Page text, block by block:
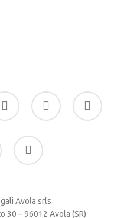
whatsapp tiktok
email
Avola srls
30 – 96012 Avola (SR)